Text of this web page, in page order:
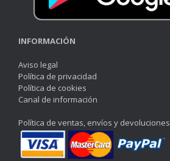
INFORMACIÓN
Aviso legal
Política de privacidad
Política de cookies
Canal de información
Política de ventas, envíos y devoluciones